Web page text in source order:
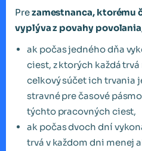
Prezamestnanca, ktorému
vyplýva z povahy
ak počas jedného dňa
ciest, z ktorých každá
celkový súčet ich trvania
stravné pre časové
týchto pracovných ciest,
ak počas dvoch dní
trvá v každom dni menej